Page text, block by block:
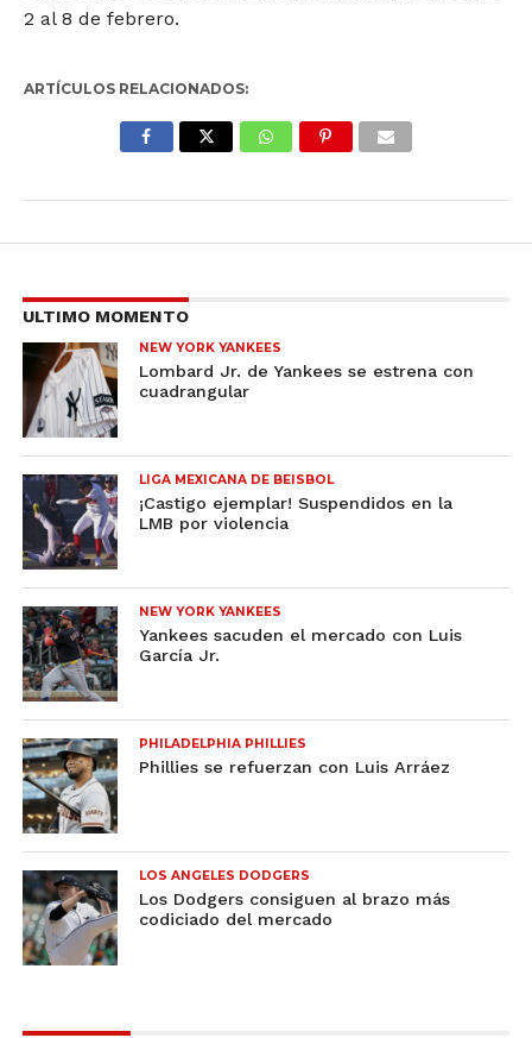
2 al 8 de febrero.
ARTÍCULOS RELACIONADOS:
ULTIMO MOMENTO
NEW YORK YANKEES
Lombard Jr. de Yankees se estrena con
cuadrangular
LIGA MEXICANA DE BEISBOL
¡Castigo ejemplar! Suspendidos en la
LMB por violencia
NEW YORK YANKEES
Yankees sacuden el mercado con Luis
García Jr.
PHILADELPHIA PHILLIES
Phillies se refuerzan con Luis Arráez
LOS ANGELES DODGERS
Los Dodgers consiguen al brazo más
codiciado del mercado